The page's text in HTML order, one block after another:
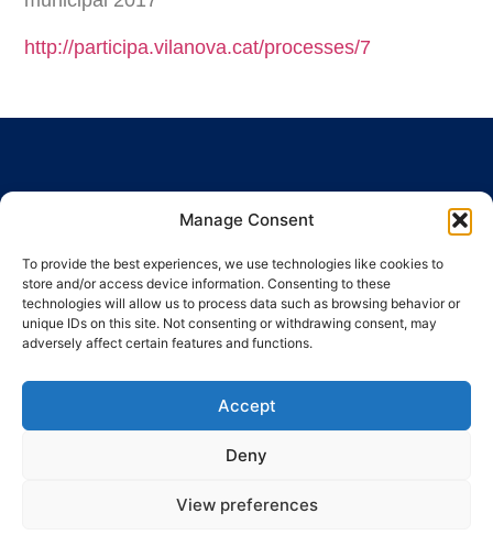
Manage Consent
To provide the best experiences, we use technologies like cookies to
store and/or access device information. Consenting to these
technologies will allow us to process data such as browsing behavior or
unique IDs on this site. Not consenting or withdrawing consent, may
adversely affect certain features and functions.
Accept
Deny
View preferences
http://participa.vilanova.cat/processes/7
Ronda Guinardó, 164 · 08041 Barcelona
Tel / Fax 934 569 777·indic@indic.cat
© 2008-2024 Indic